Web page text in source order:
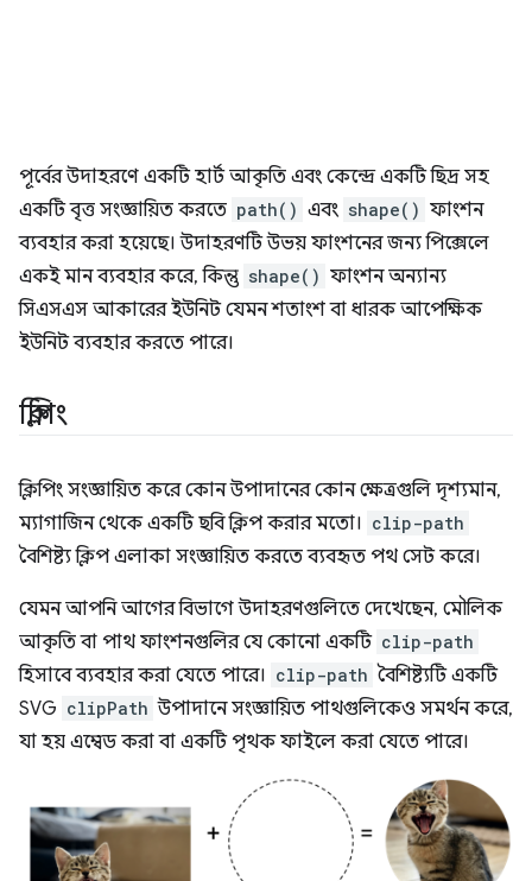
পূর্বের উদাহরণে একটি হার্ট আকৃতি এবং কেন্দ্রে একটি ছিদ্র সহ
একটি বৃত্ত সংজ্ঞায়িত করতে path() এবং shape() ফাংশন
ব্যবহার করা হয়েছে। উদাহরণটি উভয় ফাংশনের জন্য পিক্সেলে
একই মান ব্যবহার করে, কিন্তু shape() ফাংশন অন্যান্য
সিএসএস আকারের ইউনিট যেমন শতাংশ বা ধারক আপেক্ষিক
ইউনিট ব্যবহার করতে পারে।
ক্লিপিং
ক্লিপিং সংজ্ঞায়িত করে কোন উপাদানের কোন ক্ষেত্রগুলি দৃশ্যমান,
ম্যাগাজিন থেকে একটি ছবি ক্লিপ করার মতো। clip-path
বৈশিষ্ট্য ক্লিপ এলাকা সংজ্ঞায়িত করতে ব্যবহৃত পথ সেট করে।
যেমন আপনি আগের বিভাগে উদাহরণগুলিতে দেখেছেন, মৌলিক
আকৃতি বা পাথ ফাংশনগুলির যে কোনো একটি clip-path
হিসাবে ব্যবহার করা যেতে পারে। clip-path বৈশিষ্ট্যটি একটি
SVG clipPath উপাদানে সংজ্ঞায়িত পাথগুলিকেও সমর্থন করে,
যা হয় এম্বেড করা বা একটি পৃথক ফাইলে করা যেতে পারে।